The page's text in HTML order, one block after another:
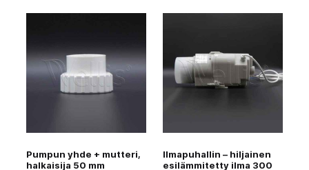
Pumpun yhde + mutteri,
halkaisija 50 mm
Ilmapuhallin – hiljainen
esilämmitetty ilma 300